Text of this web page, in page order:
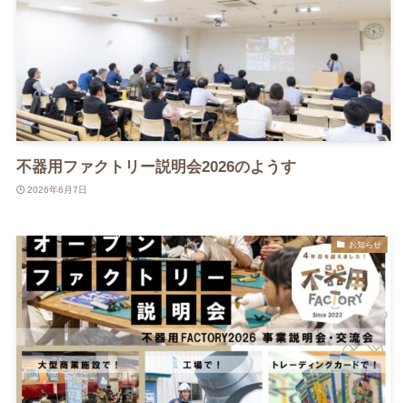
不器用ファクトリー説明会2026のようす
2026年6月7日
お知らせ